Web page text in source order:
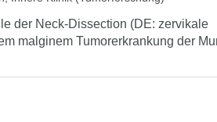
der Neck-Dissection (DE: zervikale
malginem Tumorerkrankung der